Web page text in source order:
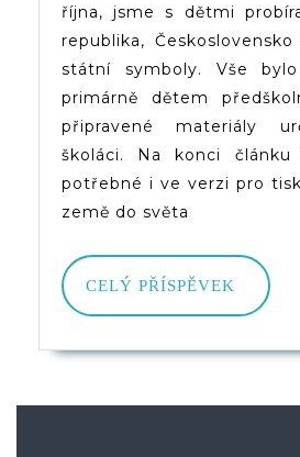
Státní
října, jsme s dětmi
republika,
státní symboly. Vše bylo
primárně dětem
připravené materiály
školáci. Na konci článku
potřebné i ve verzi pro
země do světa
CELÝ PŘÍSPĚVEK
CELÝ